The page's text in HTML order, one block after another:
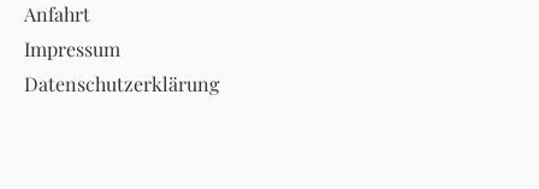
Anfahrt
Impressum
Datenschutzerklärung